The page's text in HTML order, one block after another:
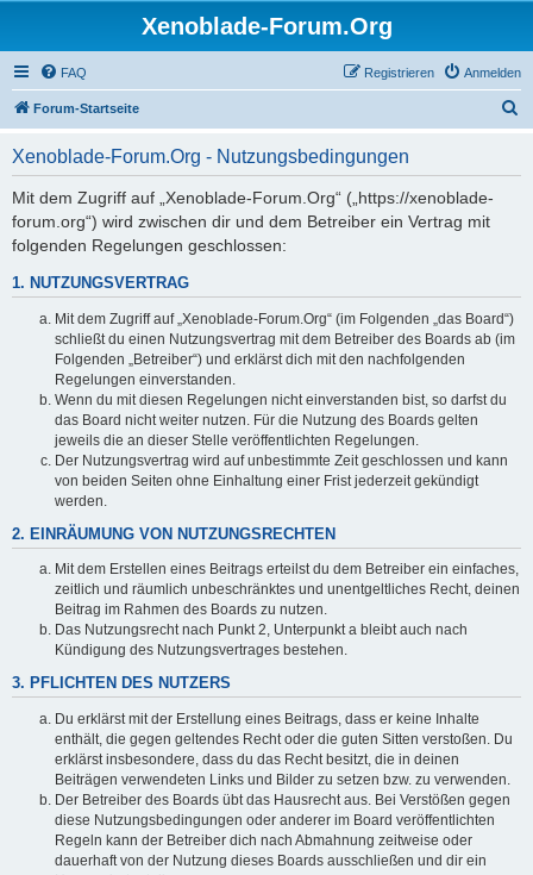
Xenoblade-Forum.Org
FAQ Anmelden
Registrieren
Forum-Startseite
Xenoblade-Forum.Org - Nutzungsbedingungen
Mit dem Zugriff auf „Xenoblade-Forum.Org“ („https://xenoblade-
forum.org“) wird zwischen dir und dem Betreiber ein Vertrag mit
folgenden Regelungen geschlossen:
1. NUTZUNGSVERTRAG
Mit dem Zugriff auf „Xenoblade-Forum.Org“ (im Folgenden „das Board“)
schließt du einen Nutzungsvertrag mit dem Betreiber des Boards ab (im
Folgenden „Betreiber“) und erklärst dich mit den nachfolgenden
Regelungen einverstanden.
Wenn du mit diesen Regelungen nicht einverstanden bist, so darfst du
das Board nicht weiter nutzen. Für die Nutzung des Boards gelten
jeweils die an dieser Stelle veröffentlichten Regelungen.
Der Nutzungsvertrag wird auf unbestimmte Zeit geschlossen und kann
von beiden Seiten ohne Einhaltung einer Frist jederzeit gekündigt
werden.
2. EINRÄUMUNG VON NUTZUNGSRECHTEN
Mit dem Erstellen eines Beitrags erteilst du dem Betreiber ein einfaches,
zeitlich und räumlich unbeschränktes und unentgeltliches Recht, deinen
Beitrag im Rahmen des Boards zu nutzen.
Das Nutzungsrecht nach Punkt 2, Unterpunkt a bleibt auch nach
Kündigung des Nutzungsvertrages bestehen.
3. PFLICHTEN DES NUTZERS
Du erklärst mit der Erstellung eines Beitrags, dass er keine Inhalte
enthält, die gegen geltendes Recht oder die guten Sitten verstoßen. Du
erklärst insbesondere, dass du das Recht besitzt, die in deinen
Beiträgen verwendeten Links und Bilder zu setzen bzw. zu verwenden.
Der Betreiber des Boards übt das Hausrecht aus. Bei Verstößen gegen
diese Nutzungsbedingungen oder anderer im Board veröffentlichten
Regeln kann der Betreiber dich nach Abmahnung zeitweise oder
dauerhaft von der Nutzung dieses Boards ausschließen und dir ein